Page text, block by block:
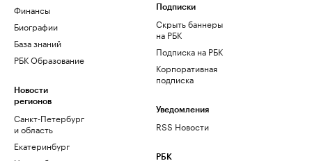
Финансы
Биографии
База знаний
РБК Образование
Новости
регионов
Санкт-Петербург
и область
Екатеринбург
Подписки
Скрыть баннеры
на РБК
Подписка на РБК
Корпоративная
подписка
Уведомления
RSS Новости
РБК